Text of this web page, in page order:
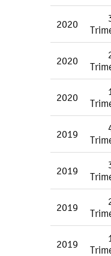
2020
2020
2020
2019
2019
2019
2019